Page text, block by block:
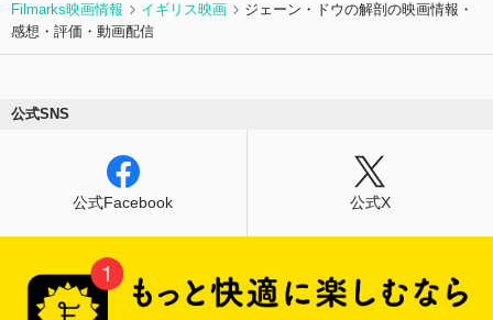
Filmarks映画情報 イギリス映画
ジェーン・ドウの解剖の映画情報・
感想・評価・動画配信
公式SNS
公式Facebook 公式X